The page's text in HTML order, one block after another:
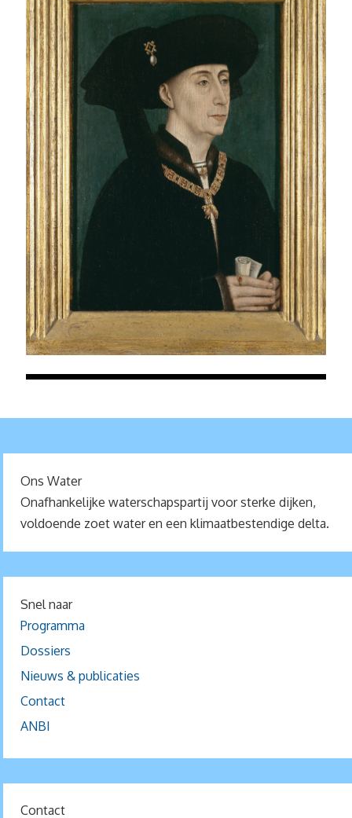
Ons Water
Onafhankelijke waterschapspartij voor sterke dijken,
voldoende zoet water en een klimaatbestendige delta.
Snel naar
Programma
Dossiers
Nieuws & publicaties
Contact
ANBI
Contact